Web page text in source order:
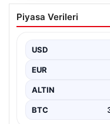
Klibinde silah
Keskin ile 3
Piyasa Verileri
USD
EUR
ALTIN
BTC